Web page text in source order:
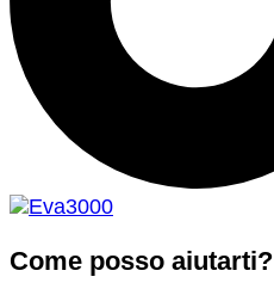
Come posso aiutarti?